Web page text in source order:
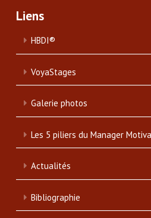
Liens
HBDI®
VoyaStages
Galerie photos
Les 5 piliers du Manager
Actualités
Bibliographie